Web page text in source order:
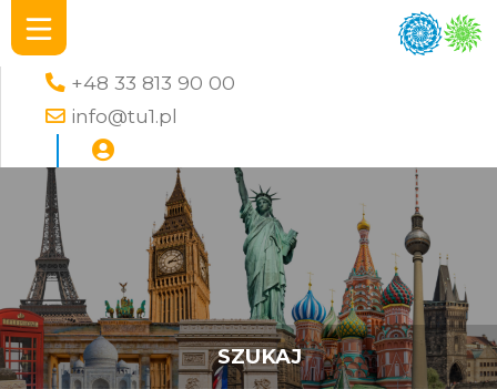
+48 33 813 90 00
info@tu1.pl
SZUKAJ